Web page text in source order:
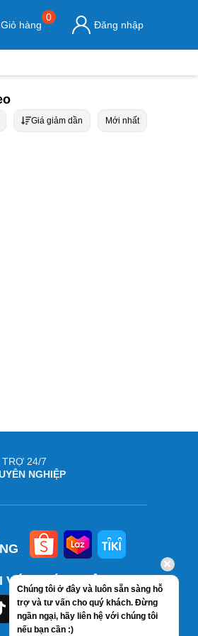
Giỏ hàng
0
Đăng nhập
Giá giảm dần Mới nhất
TRỢ 24/7
NGHIỆP
VỚI CHÚNG TÔI
Chúng tôi ở đây và luôn sẵn sàng hỗ
trợ và tư vấn cho quý khách. Đừng
ngần ngại, hãy liên hệ với chúng tôi
nếu bạn cần :)